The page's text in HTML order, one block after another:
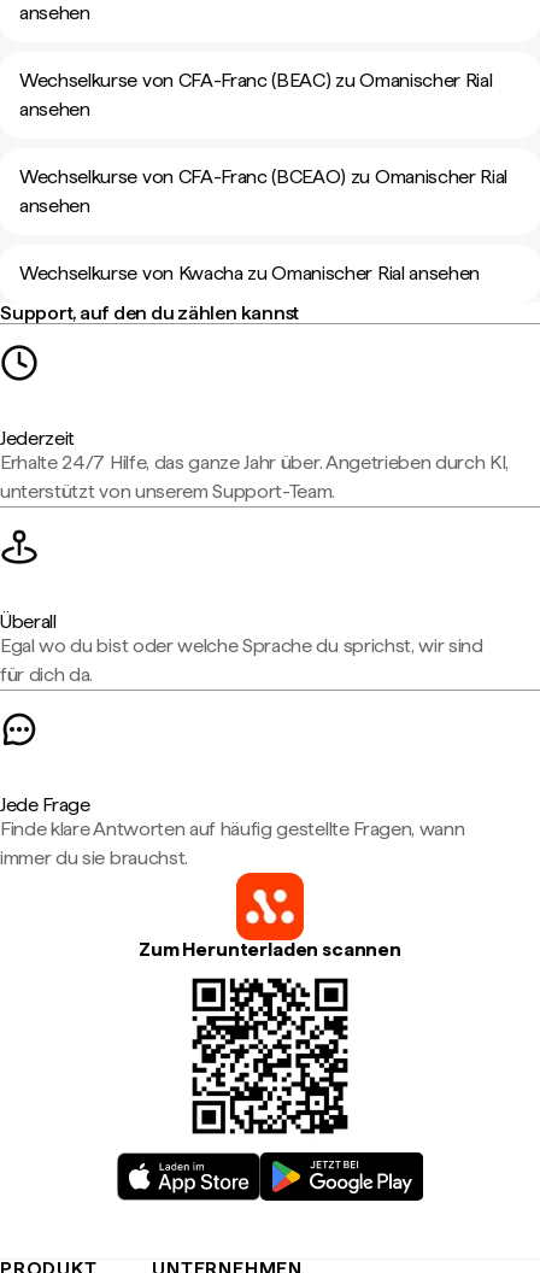
ansehen
Wechselkurse von CFA-Franc (BEAC) zu Omanischer Rial
ansehen
Wechselkurse von CFA-Franc (BCEAO) zu Omanischer Rial
ansehen
Wechselkurse von Kwacha zu Omanischer Rial ansehen
Support, auf den du zählen kannst
Jederzeit
Erhalte 24/7 Hilfe, das ganze Jahr über. Angetrieben durch KI,
unterstützt von unserem Support-Team.
Überall
Egal wo du bist oder welche Sprache du sprichst, wir sind
für dich da.
Jede Frage
Finde klare Antworten auf häufig gestellte Fragen, wann
immer du sie brauchst.
Zum Herunterladen scannen